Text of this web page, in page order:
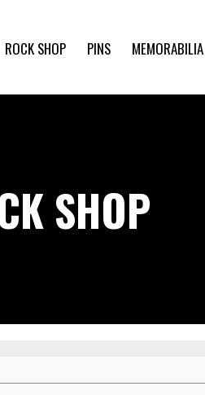
ROCK SHOP PINS MEMORABILIA
SHOP